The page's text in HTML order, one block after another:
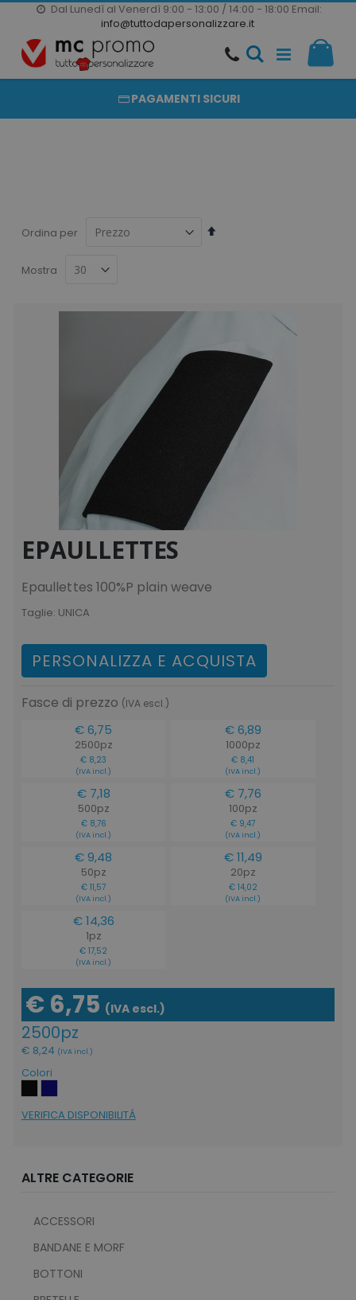
Dal Lunedì al Venerdì 9:00 - 13:00 / 14:00 - 18:00 Email:
info@tuttodapersonalizzare.it
Salta
al
contenuto
20000 PRODOTTI
PRODOTTI COMPLETAMENTE PERSONALIZZABILI
PAGAMENTI SICURI
Ordina per
Mostra
EPAULLETTES
Epaullettes 100%P plain weave
Taglie: UNICA
PERSONALIZZA E ACQUISTA
Fasce di prezzo (IVA escl.)
€ 6,75
2500pz
€ 8,23
(IVA incl.)
€ 6,89
1000pz
€ 8,41
(IVA incl.)
€ 7,18
500pz
€ 8,76
(IVA incl.)
€ 7,76
100pz
€ 9,47
(IVA incl.)
€ 9,48
50pz
€ 11,57
(IVA incl.)
€ 11,49
20pz
€ 14,02
(IVA incl.)
€ 14,36
1pz
€ 17,52
(IVA incl.)
€ 6,75 (IVA escl.)
2500pz
€ 8,24 (IVA incl.)
Colori
VERIFICA DISPONIBILITÁ
ALTRE CATEGORIE
ACCESSORI
BANDANE E MORF
BOTTONI